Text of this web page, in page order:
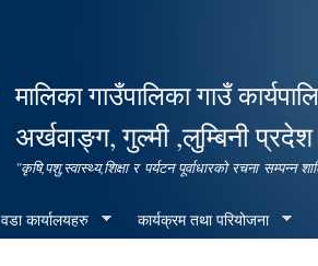
मालिका गाउँपालिका गाउँ
अर्खवाङ्ग, गुल्मी ,लुम्बिनी
"कृषि,पशु,स्वास्थ्य,शिक्षा र पर्यटन पूर्वाधारको रचना सम्पन्न
वडा कार्यालयहरु कार्यक्रम तथा परियोजना